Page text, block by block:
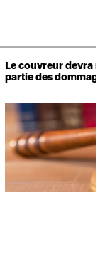
Le couvreur devra
partie des dommages